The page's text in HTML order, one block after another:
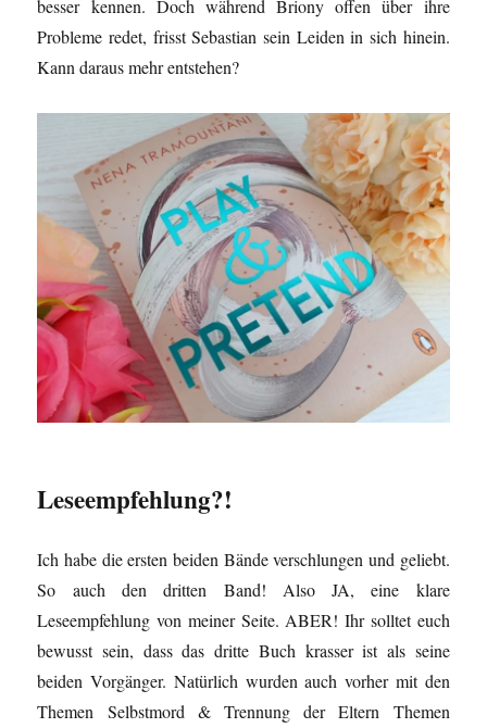
besser kennen. Doch während Briony offen über ihre
Probleme redet, frisst Sebastian sein Leiden in sich hinein.
Kann daraus mehr entstehen?
Leseempfehlung?!
Ich habe die ersten beiden Bände verschlungen und geliebt.
So auch den dritten Band! Also JA, eine klare
Leseempfehlung von meiner Seite. ABER! Ihr solltet euch
bewusst sein, dass das dritte Buch krasser ist als seine
beiden Vorgänger. Natürlich wurden auch vorher mit den
Themen Selbstmord & Trennung der Eltern Themen